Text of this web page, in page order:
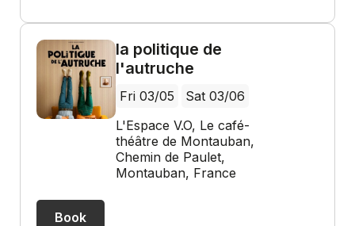
la politique de
l'autruche
Fri 03/05
Sat 03/06
L'Espace V.O, Le café-
théâtre de Montauban,
Chemin de Paulet,
Montauban, France
Book